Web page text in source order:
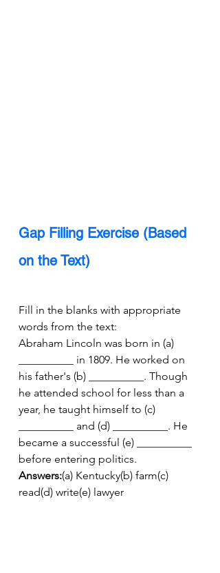
Gap Filling Exercise (Based
on the Text)
Fill in the blanks with appropriate
words from the text:
Abraham Lincoln was born in (a)
__________ in 1809. He worked on
his father's (b) __________. Though
he attended school for less than a
year, he taught himself to (c)
__________ and (d) __________. He
became a successful (e) __________
before entering politics.
Answers:(a) Kentucky(b) farm(c)
read(d) write(e) lawyer